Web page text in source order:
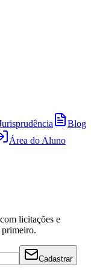
Blog
Área do Aluno
licitações e
primeiro.
Cadastrar